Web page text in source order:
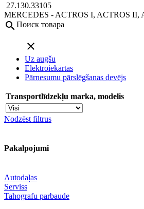
27.130.33105
MERCEDES - ACTROS I, ACTROS
search Поиск товара
close
Uz augšu
Elektroiekārtas
Pārnesumu pārslēgšanas devējs
Transportlīdzekļu marka, modelis
Nodzēst filtrus
Pakalpojumi
Autodaļas
Serviss
Tahografu parbaude